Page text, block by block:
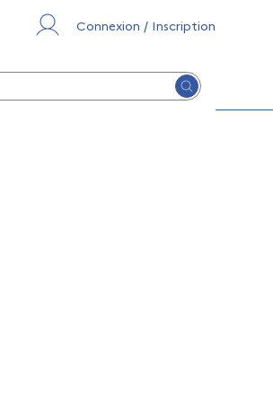
Connexion / Inscription
Lancer la